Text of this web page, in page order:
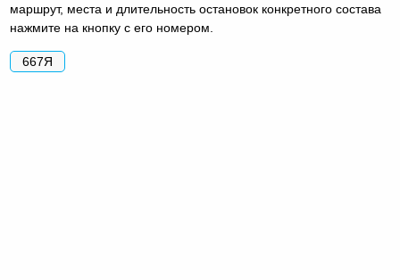
маршрут, места и длительность остановок конкретного состава
нажмите на кнопку с его номером.
667Я